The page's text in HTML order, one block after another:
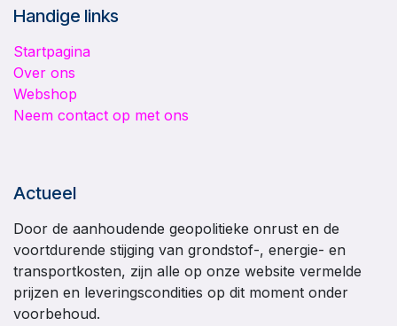
Handige links
Startpagina
Over ons
Webshop
Neem contact op met ons
Actueel
Door de aanhoudende geopolitieke onrust en de
voortdurende stijging van grondstof-, energie- en
transportkosten, zijn alle op onze website vermelde
prijzen en leveringscondities op dit moment onder
voorbehoud.